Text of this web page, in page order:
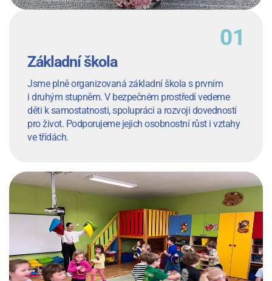
Základní škola
Jsme plně organizovaná základní škola s prvním
i druhým stupněm. V bezpečném prostředí vedeme
děti k samostatnosti, spolupráci a rozvoji dovedností
pro život. Podporujeme jejich osobnostní růst i vztahy
ve třídách.